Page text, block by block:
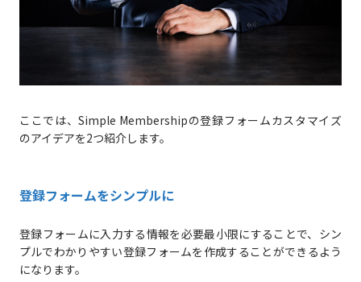
ここでは、Simple Membershipの登録フォームカスタマイズ
のアイデアを2つ紹介します。
登録フォームをシンプルに
登録フォームに入力する情報を必要最小限にすることで、シン
プルでわかりやすい登録フォームを作成することができるよう
になります。